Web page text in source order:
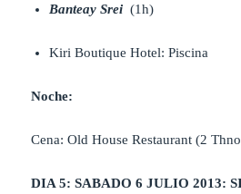
Banteay Srei (1h)
Kiri Boutique Hotel: Piscina
Noche:
Cena: Old House Restaurant (2
DIA 5: SABADO 6 JULIO 2013: